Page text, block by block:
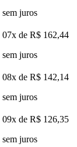
sem juros
07x de R$ 162,44
sem juros
08x de R$ 142,14
sem juros
09x de R$ 126,35
sem juros